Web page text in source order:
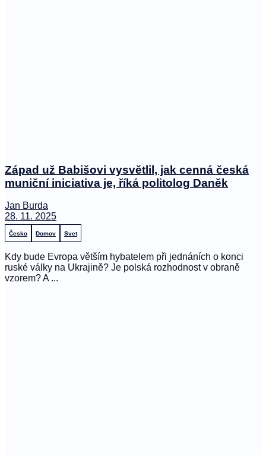
Západ už Babišovi vysvětlil, jak cenná česká
muniční iniciativa je, říká politolog Daněk
Jan Burda
28. 11. 2025
Česko Domov Svet
Kdy bude Evropa větším hybatelem při jednáních o konci
ruské války na Ukrajině? Je polská rozhodnost v obraně
vzorem? A ...